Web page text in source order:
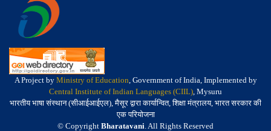
A Project by Ministry of Education, Government of India, Implemented by
Central Institute of Indian Languages (CIIL), Mysuru
भारतीय भाषा संस्थान (सीआईआईएल), मैसूर द्वारा कार्यान्वित, शिक्षा मंत्रालय, भारत सरकार की
एक परियोजना
© Copyright Bharatavani. All Rights Reserved